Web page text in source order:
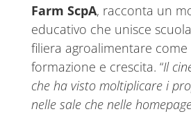
Farm ScpA, racconta un
educativo che unisce
filiera agroalimentare come
formazione e crescita. “Il
che ha visto moltiplicare i
nelle sale che nelle